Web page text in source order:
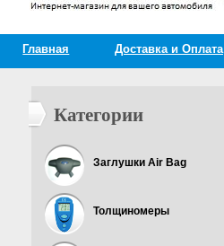
Главная Доставка и Oплата
Категории
Заглушки Air Bag
Толщиномеры